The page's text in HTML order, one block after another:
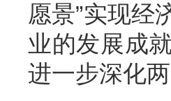
愿景”实现经
业的发展成
进一步深化